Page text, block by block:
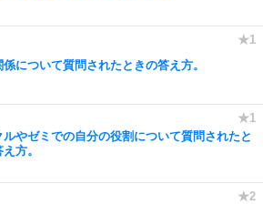
について質問されたときの答え方。
ルやゼミでの自分の役割について質問されたと
方。